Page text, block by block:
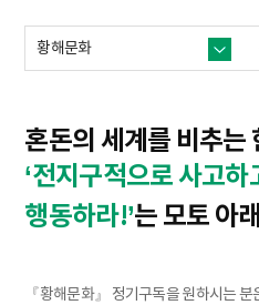
황해문화
혼돈의 세계를 비추는
‘전지구적으로 사고
행동하라!’는 모토 아
『황해문화』 정기구독을 원하시는